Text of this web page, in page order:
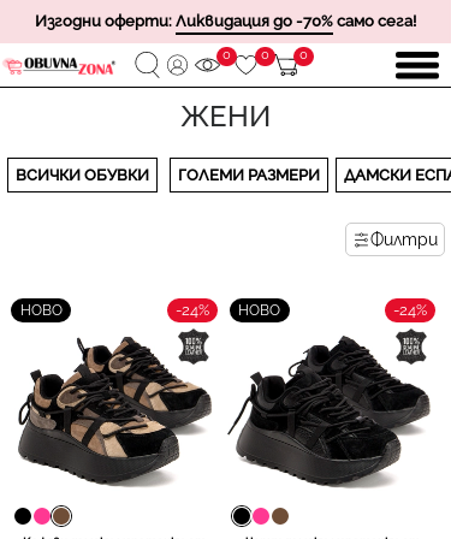
Изгодни оферти: Ликвидация до -70% само сега!
0 0 0
ЖЕНИ
ВСИЧКИ ОБУВКИ ГОЛЕМИ РАЗМЕРИ ДАМСКИ
Филтри
НОВО -24% НОВО -24%